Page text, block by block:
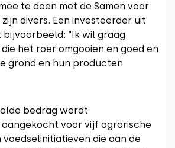
te doen met de Samen voor
divers. Een investeerder uit
“Ik wil graag
het roer omgooien en goed en
grond en hun producten
bedrag wordt
voor vijf agrarische
die aan de